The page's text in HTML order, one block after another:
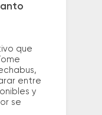
que
entre
y
se